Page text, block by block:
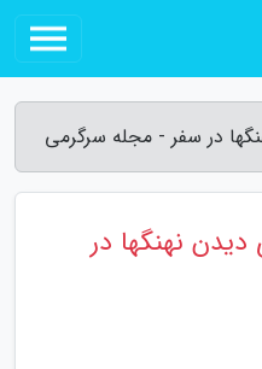
در سفر - مجله سرگرمی
دیدن نهنگها در